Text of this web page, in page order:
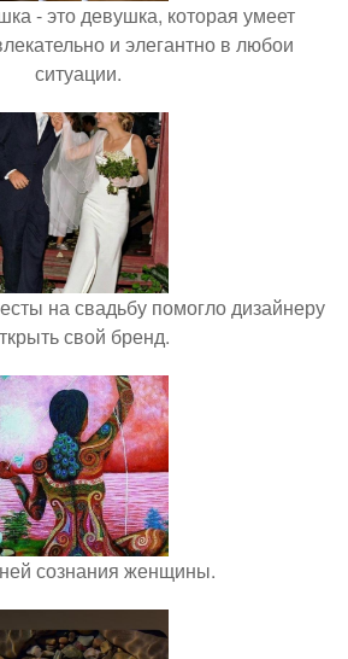
- это девушка, которая умеет
и элегантно в любои
ситуации.
на свадьбу помогло дизайнеру
свой бренд.
сознания женщины.